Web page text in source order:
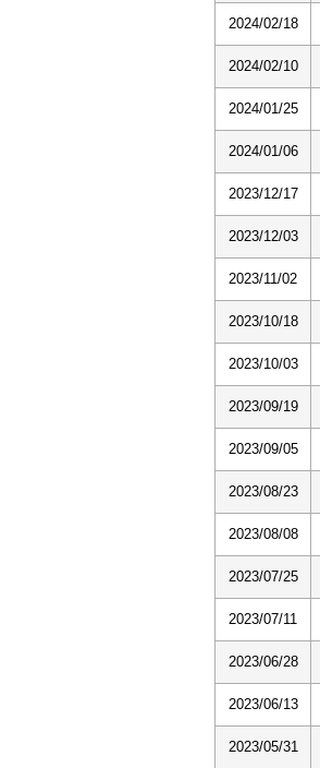
2024/02/18
2024/02/10
2024/01/25
2024/01/06
2023/12/17
2023/12/03
2023/11/02
2023/10/18
2023/10/03
2023/09/19
2023/09/05
2023/08/23
2023/08/08
2023/07/25
2023/07/11
2023/06/28
2023/06/13
2023/05/31